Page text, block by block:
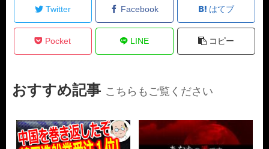
Twitter Facebook はてブ
Pocket LINE コピー
おすすめ記事 こちらもご覧ください